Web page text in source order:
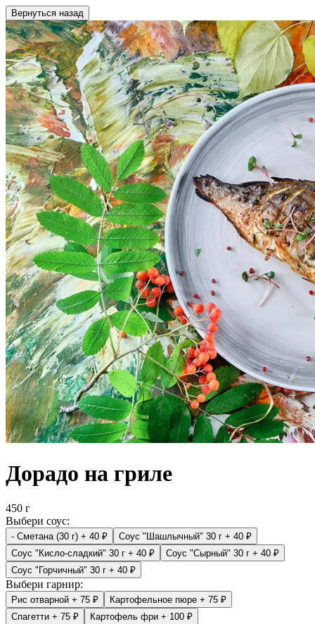
Вернуться назад
Дорадо на гриле
450 г
Выбери соус:
- Сметана (30 г) + 40 ₽ Соус "Шашлычный" 30 г + 40 ₽
Соус "Кисло-сладкий" 30 г + 40 ₽ Соус "Сырный" 30 г + 40 ₽
Соус "Горчичный" 30 г + 40 ₽
Выбери гарнир:
Рис отварной + 75 ₽ Картофельное пюре + 75 ₽
Спагетти + 75 ₽ Картофель фри + 100 ₽